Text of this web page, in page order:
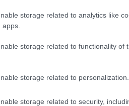
storage related to analytics like
storage related to functionality of
storage related to personalization.
storage related to security,